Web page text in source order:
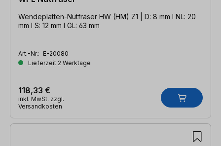
Wendeplatten-Nutfräser HW (HM) Z1 | D: 8 mm l NL: 20
mm l S: 12 mm l GL: 63 mm
Art.-Nr.: E-20080
Lieferzeit 2 Werktage
118,33 €
inkl. MwSt. zzgl.
Versandkosten